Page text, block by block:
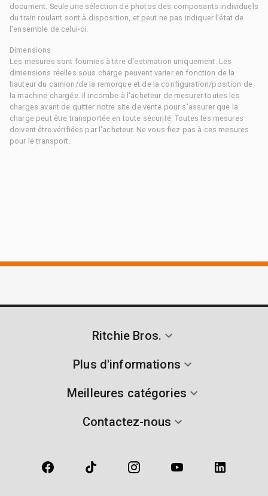
document. Seule une sélection de photos des composants individuels
du train roulant sont à disposition, et peut ne pas indiquer l'état de
l'ensemble de celui-ci.
Dimensions
Les mesures sont fournies à titre d'estimation uniquement. Les
dimensions réelles sous charge peuvent varier en fonction de la
hauteur du camion/de la remorque et de la configuration/position de
la machine chargée. Il incombe à l'acheteur de mesurer toutes les
charges avant de quitter notre site de vente pour s'assurer que la
charge peut être transportée en toute sécurité. Toutes les mesures
doivent être vérifiées par l'acheteur. Ne vous fiez pas à ces mesures
pour le transport.
Ritchie Bros.
Plus d'informations
Meilleures catégories
Contactez-nous